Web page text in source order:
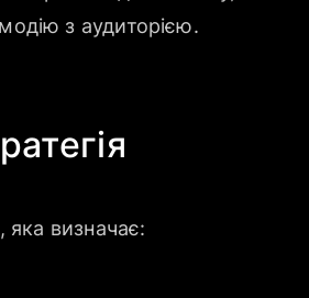
з аудиторією.
яка визначає: